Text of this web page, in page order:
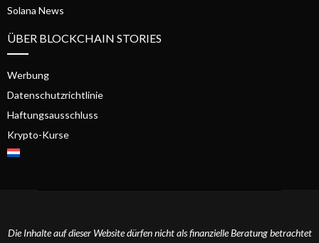
Solana News
ÜBER BLOCKCHAIN STORIES
Werbung
Datenschutzrichtlinie
Haftungsausschluss
Krypto-Kurse
Die Inhalte auf dieser Website dürfen nicht als finanzielle Beratung betrachtet